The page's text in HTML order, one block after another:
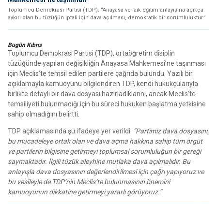
Toplumcu Demokrasi Partisi (TDP): “Anayasa ve laik eğitim anlayışına açıkça
aykırı olan bu tüzüğün iptali için dava açılması, demokratik bir sorumluluktur.”
Bugün Kıbrıs
Toplumcu Demokrasi Partisi (TDP), ortaöğretim disiplin
tüzüğünde yapılan değişikliğin Anayasa Mahkemesi’ne taşınması
için Meclis’te temsil edilen partilere çağrıda bulundu. Yazılı bir
açıklamayla kamuoyunu bilgilendiren TDP, kendi hukukçularıyla
birlikte detaylı bir dava dosyası hazırladıklarını, ancak Meclis’te
temsiliyeti bulunmadığı için bu süreci hukuken başlatma yetkisine
sahip olmadığını belirtti.
TDP açıklamasında şu ifadeye yer verildi: “Partimiz dava dosyasını,
bu mücadeleye ortak olan ve dava açma hakkına sahip tüm örgüt
ve partilerin bilgisine getirmeyi toplumsal sorumluluğun bir gereği
saymaktadır. İlgili tüzük aleyhine mutlaka dava açılmalıdır. Bu
anlayışla dava dosyasının değerlendirilmesi için çağrı yapıyoruz ve
bu vesileyle de TDP’nin Meclis’te bulunmasının önemini
kamuoyunun dikkatine getirmeyi yararlı görüyoruz.”